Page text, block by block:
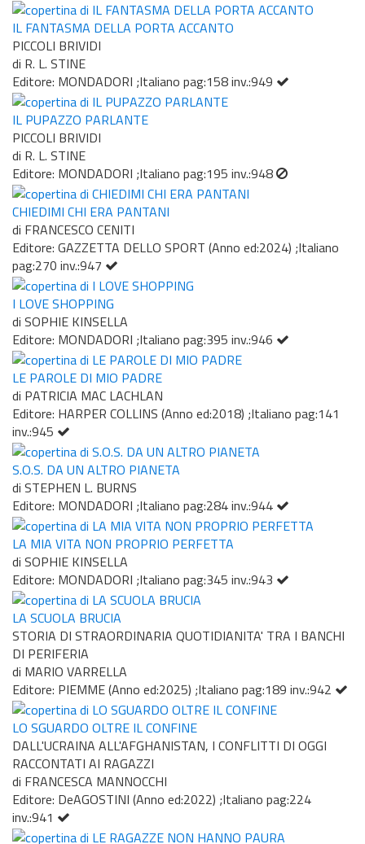
IL FANTASMA DELLA PORTA ACCANTO
PICCOLI BRIVIDI
di R. L. STINE
Editore: MONDADORI ;Italiano pag:158 inv.:949
IL PUPAZZO PARLANTE
PICCOLI BRIVIDI
di R. L. STINE
Editore: MONDADORI ;Italiano pag:195 inv.:948
CHIEDIMI CHI ERA PANTANI
di FRANCESCO CENITI
Editore: GAZZETTA DELLO SPORT (Anno ed:2024) ;Italiano
pag:270 inv.:947
I LOVE SHOPPING
di SOPHIE KINSELLA
Editore: MONDADORI ;Italiano pag:395 inv.:946
LE PAROLE DI MIO PADRE
di PATRICIA MAC LACHLAN
Editore: HARPER COLLINS (Anno ed:2018) ;Italiano pag:141
inv.:945
S.O.S. DA UN ALTRO PIANETA
di STEPHEN L. BURNS
Editore: MONDADORI ;Italiano pag:284 inv.:944
LA MIA VITA NON PROPRIO PERFETTA
di SOPHIE KINSELLA
Editore: MONDADORI ;Italiano pag:345 inv.:943
LA SCUOLA BRUCIA
STORIA DI STRAORDINARIA QUOTIDIANITA' TRA I BANCHI
DI PERIFERIA
di MARIO VARRELLA
Editore: PIEMME (Anno ed:2025) ;Italiano pag:189 inv.:942
LO SGUARDO OLTRE IL CONFINE
DALL'UCRAINA ALL'AFGHANISTAN, I CONFLITTI DI OGGI
RACCONTATI AI RAGAZZI
di FRANCESCA MANNOCCHI
Editore: DeAGOSTINI (Anno ed:2022) ;Italiano pag:224
inv.:941